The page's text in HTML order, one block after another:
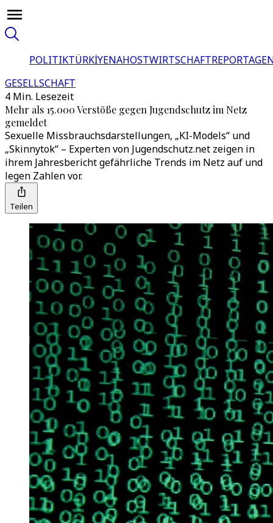
POLITIKTÜRKİYENAHOSTWIRTSCHAFT
GESELLSCHAFT
4 Min. Lesezeit
Mehr als 15.000 Verstöße gegen Jugendschutz im Netz
gemeldet
Sexuelle Missbrauchsdarstellungen, „KI-Models“ und
„Skinnytok“ – Experten von Jugendschutz.net zeigen in
ihrem Jahresbericht gefährliche Trends im Netz auf und
legen Zahlen vor.
Teilen